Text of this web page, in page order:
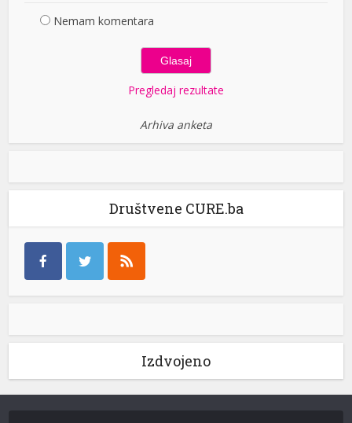
Nemam komentara
Pregledaj rezultate
Arhiva anketa
Društvene CURE.ba
Izdvojeno